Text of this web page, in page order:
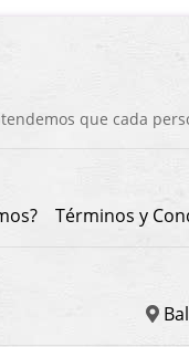
que cada
Términos y